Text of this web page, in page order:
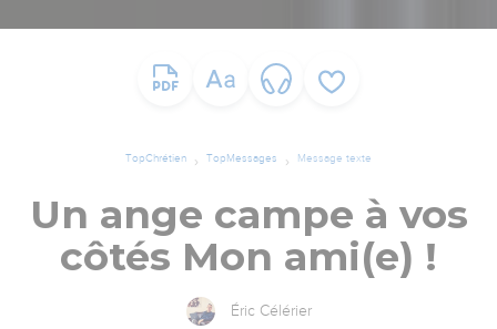
TopChrétien TopMessages Message texte
Un ange campe à vos
côtés Mon ami(e) !
Éric Célérier